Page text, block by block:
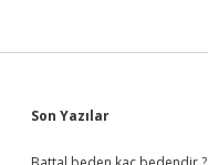
Sidebar
Son Yazılar